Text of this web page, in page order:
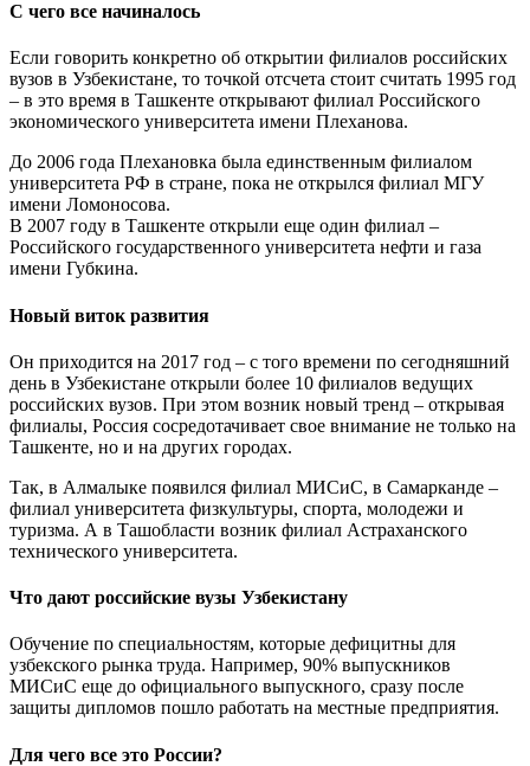
С чего все начиналось
Если говорить конкретно об открытии филиалов российских
вузов в Узбекистане, то точкой отсчета стоит считать 1995 год
– в это время в Ташкенте открывают филиал Российского
экономического университета имени Плеханова.
До 2006 года Плехановка была единственным филиалом
университета РФ в стране, пока не открылся филиал МГУ
имени Ломоносова.
В 2007 году в Ташкенте открыли еще один филиал –
Российского государственного университета нефти и газа
имени Губкина.
Новый виток развития
Он приходится на 2017 год – с того времени по сегодняшний
день в Узбекистане открыли более 10 филиалов ведущих
российских вузов. При этом возник новый тренд – открывая
филиалы, Россия сосредотачивает свое внимание не только на
Ташкенте, но и на других городах.
Так, в Алмалыке появился филиал МИСиС, в Самарканде –
филиал университета физкультуры, спорта, молодежи и
туризма. А в Ташобласти возник филиал Астраханского
технического университета.
Что дают российские вузы Узбекистану
Обучение по специальностям, которые дефицитны для
узбекского рынка труда. Например, 90% выпускников
МИСиС еще до официального выпускного, сразу после
защиты дипломов пошло работать на местные предприятия.
Для чего все это России?